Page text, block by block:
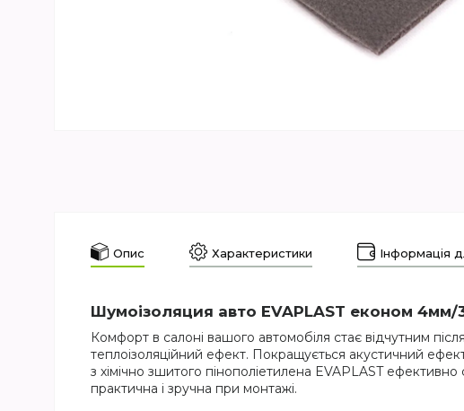
Опис Характеристики Інформація
Шумоізоляция авто EVAPLAST економ 4мм/
Комфорт в салоні вашого автомобіля стає відчутним
теплоізоляційний ефект. Покращується акустичний
з хімічно зшитого пінополіетилена EVAPLAST
практична і зручна при монтажі.